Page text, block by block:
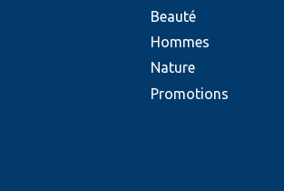
Beauté
Hommes
Nature
Promotions